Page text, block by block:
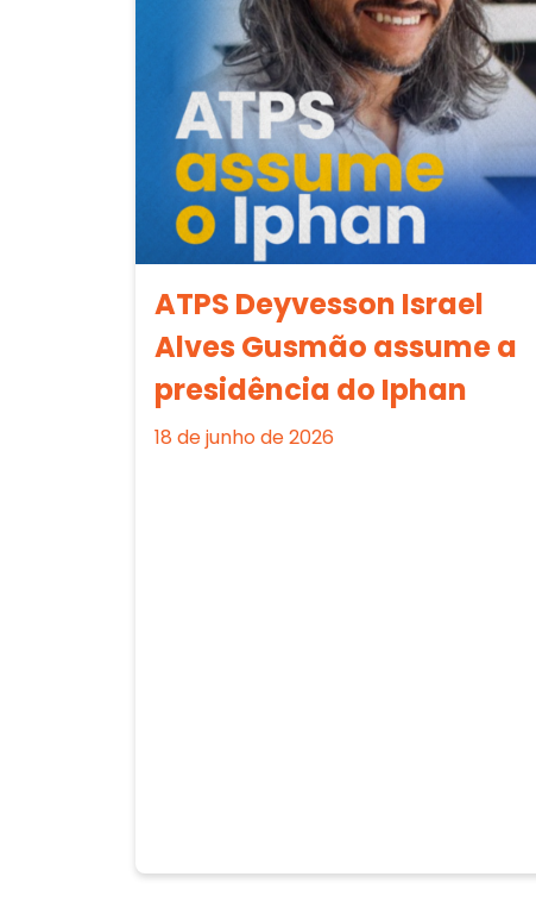
ATPS Deyvesson Israel
Alves Gusmão assume a
presidência do Iphan
18 de junho de 2026